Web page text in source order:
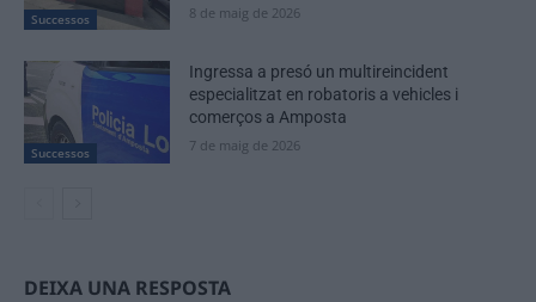
Successos 8 de maig de 2026
Successos
Ingressa a presó un multireincident
especialitzat en robatoris a vehicles i
comerços a Amposta
7 de maig de 2026
DEIXA UNA RESPOSTA